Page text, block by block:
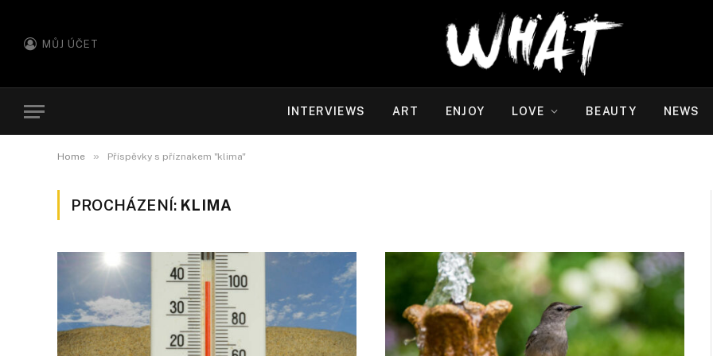
MŮJ ÚČET
INTERVIEWS ART ENJOY LOVE BEAUTY NEWS
Home » Příspěvky s příznakem "klima"
PROCHÁZENÍ: KLIMA